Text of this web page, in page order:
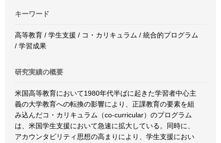
キーワード
高等教育 / 学生支援 / コ・カリキュラム / 統合的プログラム
/ 学習成果
研究実績の概要
米国高等教育において1980年代半ばに起きた学習者中心主
義の大学教育への転換の影響により、正課教育の要素を組
み込んだコ・カリキュラム（co-curricular）のプログラム
は、米国学生支援において急速に拡大している。同時に、
アカウンタビリティ思想の高まりにより、学生支援におい